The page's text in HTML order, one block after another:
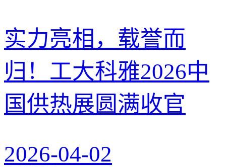
实力亮相，载誉而
归！工大科雅2026中
国供热展圆满收官
2026-04-02